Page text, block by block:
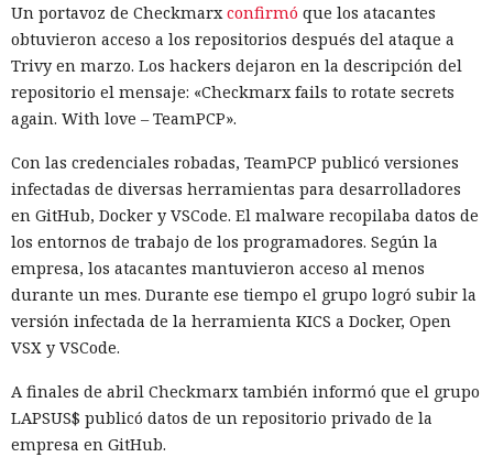
Un portavoz de Checkmarx confirmó que los atacantes
obtuvieron acceso a los repositorios después del ataque a
Trivy en marzo. Los hackers dejaron en la descripción del
repositorio el mensaje: «Checkmarx fails to rotate secrets
again. With love – TeamPCP».
Con las credenciales robadas, TeamPCP publicó versiones
infectadas de diversas herramientas para desarrolladores
en GitHub, Docker y VSCode. El malware recopilaba datos de
los entornos de trabajo de los programadores. Según la
empresa, los atacantes mantuvieron acceso al menos
durante un mes. Durante ese tiempo el grupo logró subir la
versión infectada de la herramienta KICS a Docker, Open
VSX y VSCode.
A finales de abril Checkmarx también informó que el grupo
LAPSUS$ publicó datos de un repositorio privado de la
empresa en GitHub.